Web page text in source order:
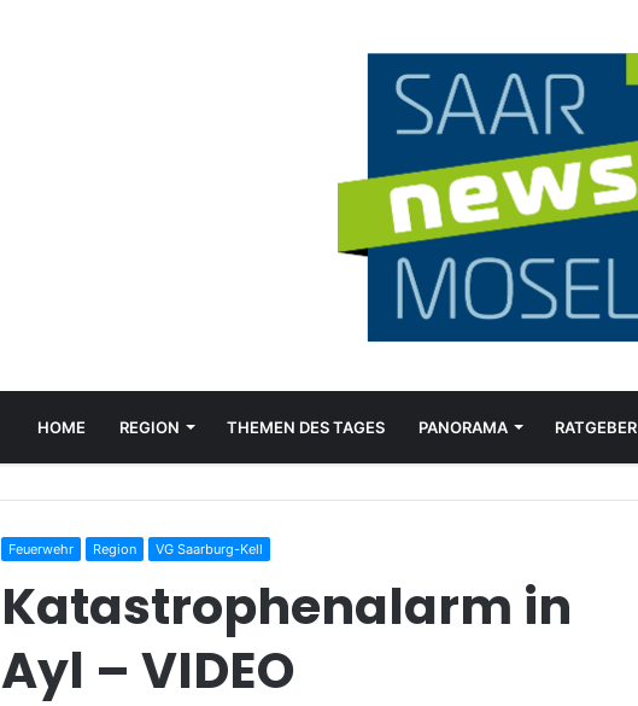
HOME REGION THEMEN DES TAGES PANORAMA RATGEBER
Feuerwehr Region VG Saarburg-Kell
Katastrophenalarm in
Ayl – VIDEO